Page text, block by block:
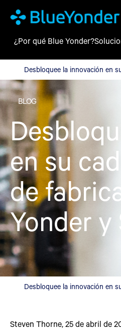
Desbloquee la innovación en su
¿Por qué Blue Yonder?
Desbloquee la innovación en
BLOG
en su
de
Yonder
Desbloquee la innovación en
Steven Thorne,25 de abril de